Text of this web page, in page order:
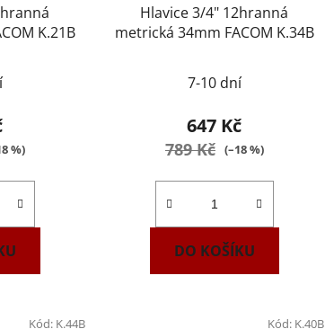
K.21B
%)
Hlavice 3/4" 12hranná
metrická 34mm FACOM K.34B
7-10 dní
647 Kč
789 Kč (–18 %)
DO KOŠÍKU
Kód: K.44B Kód: K.40B